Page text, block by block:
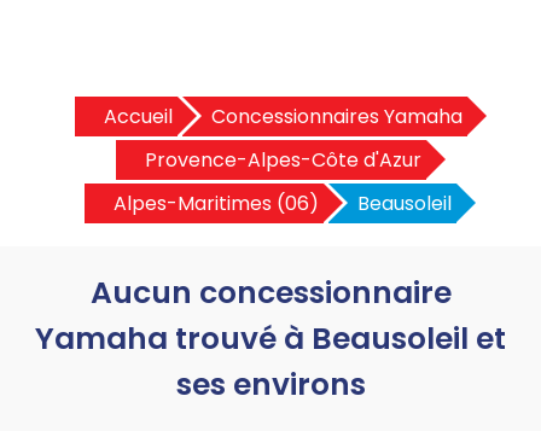
Accueil
Concessionnaires Yamaha
Provence-Alpes-Côte d'Azur
Alpes-Maritimes (06)
Beausoleil
Aucun concessionnaire
Yamaha trouvé à Beausoleil et
ses environs